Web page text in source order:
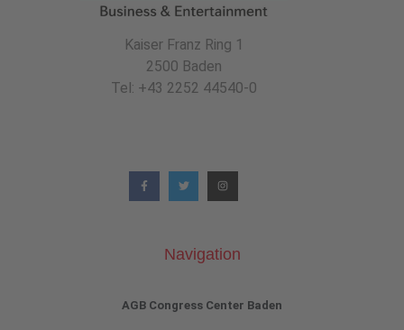
Kaiser Franz Ring 1
2500 Baden
Tel: +43 2252 44540-0
Navigation
AGB Congress Center Baden